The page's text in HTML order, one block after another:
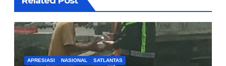
APRESIASI NASIONAL SATLANTAS